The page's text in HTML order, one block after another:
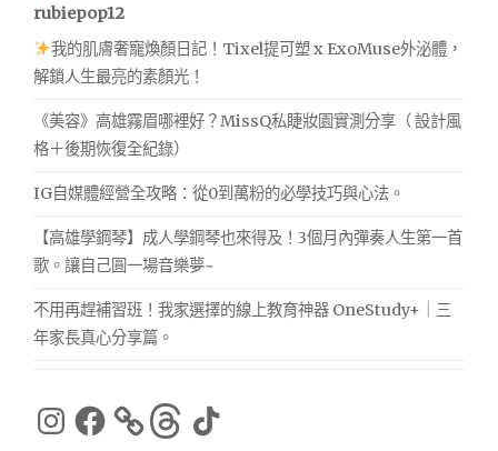
rubiepop12
我的肌膚奢寵煥顏日記！Tixel提可塑 x ExoMuse外泌體，
解鎖人生最亮的素顏光！
《美容》高雄霧眉哪裡好？MissQ私睫妝園實測分享（ 設計風
格＋後期恢復全紀錄）
IG自媒體經營全攻略：從0到萬粉的必學技巧與心法。
【高雄學鋼琴】成人學鋼琴也來得及！3個月內彈奏人生第一首
歌。讓自己圓一場音樂夢~
不用再趕補習班！我家選擇的線上教育神器 OneStudy+｜三
年家長真心分享篇。
Instagram
Facebook ThreadsTikTok